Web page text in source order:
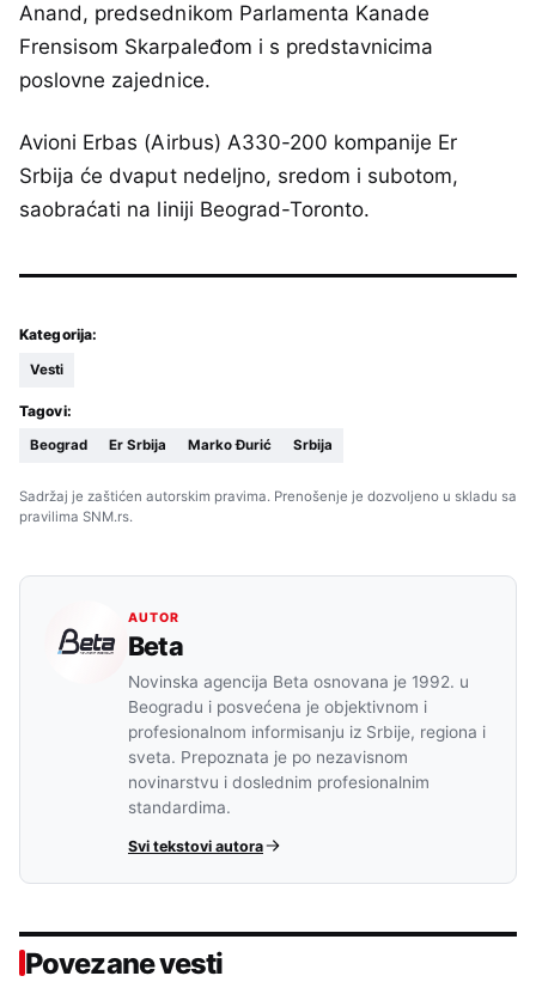
Anand, predsednikom Parlamenta Kanade
Frensisom Skarpaleđom i s predstavnicima
poslovne zajednice.
Avioni Erbas (Airbus) A330-200 kompanije Er
Srbija će dvaput nedeljno, sredom i subotom,
saobraćati na liniji Beograd-Toronto.
Kategorija:
Vesti
Tagovi:
Beograd Er Srbija Marko Đurić Srbija
Sadržaj je zaštićen autorskim pravima. Prenošenje je dozvoljeno u skladu sa
pravilima SNM.rs.
AUTOR
Beta
Novinska agencija Beta osnovana je 1992. u
Beogradu i posvećena je objektivnom i
profesionalnom informisanju iz Srbije, regiona i
sveta. Prepoznata je po nezavisnom
novinarstvu i doslednim profesionalnim
standardima.
Svi tekstovi autora
Povezane vesti